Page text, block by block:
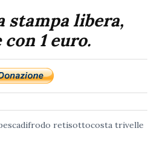
stampa libera,
1 euro.
retisottocosta trivelle